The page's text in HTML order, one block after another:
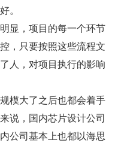
。
显，项目的每一个环节
，只要按照这些流程文
人，对项目执行的影响
模大了之后也都会着手
说，国内芯片设计公司
公司基本上也都以海思